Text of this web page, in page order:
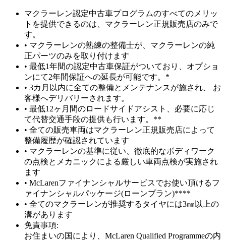
マクラーレン認定中古車プログラムのすべてのメリッ
トを提供できるのは、マクラーレン正規販売店のみで
す。
• マクラーレンの熟練の整備士が、マクラーレンの純
正パーツのみを取り付けます
• 最低1年間の認定中古車保証がついており、オプショ
ンにて2年間保証への延長が可能です。*
• 3カ月以内に全ての整備とメンテナンスが施され、 お
客様へデリバリーされます。
• 最低12ヶ月間のロードサイドアシスト、必要に応じ
て代替交通手段の提供も行います。**
• 全ての販売車両はマクラーレン正規販売店によって
整備履歴が確認されています
• マクラーレンの基準に従い、徹底的なボディワーク
の点検とメカニックによる厳しい車両点検が実施され
ます
• McLarenファイナンシャルサービスでお使い頂けるフ
ァイナンシャルパッケージ(ローンプラン)****
• 全てのマクラーレンが推奨するタイヤには3㎜以上の
溝があります
免責事項:
お住まいの国により、McLaren Qualified Programmeの内